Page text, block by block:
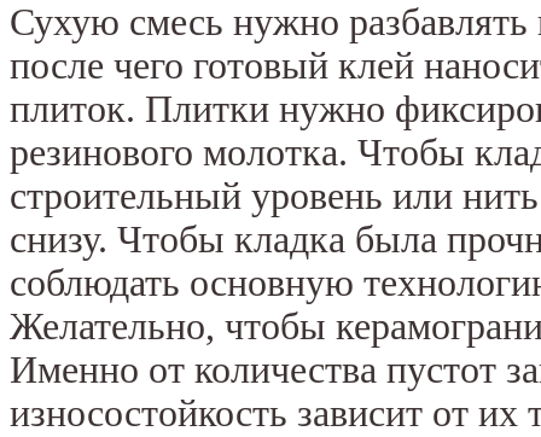
Сухую смесь нужно
после чего готовый клей
плиток. Плитки нужно
резинового молотка. Чтобы
строительный уровень или
снизу. Чтобы кладка была
соблюдать основную
Желательно, чтобы
Именно от количества пустот
износостойкость зависит от